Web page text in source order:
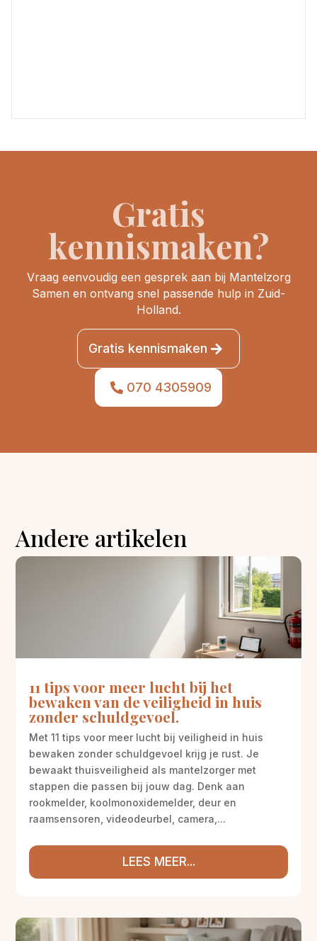
Gratis
kennismaken?
Vraag eenvoudig een gesprek aan bij Mantelzorg
Samen en ontvang snel passende hulp in Zuid-
Holland.
Gratis kennismaken
070 4305909
Andere artikelen
11 tips voor meer lucht bij het
bewaken van de veiligheid in huis
zonder schuldgevoel.
Met 11 tips voor meer lucht bij veiligheid in huis
bewaken zonder schuldgevoel krijg je rust. Je
bewaakt thuisveiligheid als mantelzorger met
stappen die passen bij jouw dag. Denk aan
rookmelder, koolmonoxidemelder, deur en
raamsensoren, videodeurbel, camera,...
LEES MEER...